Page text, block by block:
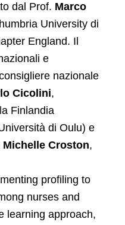
dal Prof. Marco
University di
England. Il
e
nazionale
Cicolini,
Finlandia
di Oulu) e
Michelle Croston,
profiling to
nurses and
learning approach,